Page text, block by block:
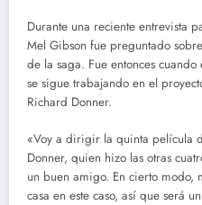
Durante una reciente entrevista
Mel Gibson fue preguntado
de la saga. Fue entonces
se sigue trabajando en el
Richard Donner.
«Voy a dirigir la quinta película
Donner, quien hizo las otras
un buen amigo. En cierto modo,
casa en este caso, así que será